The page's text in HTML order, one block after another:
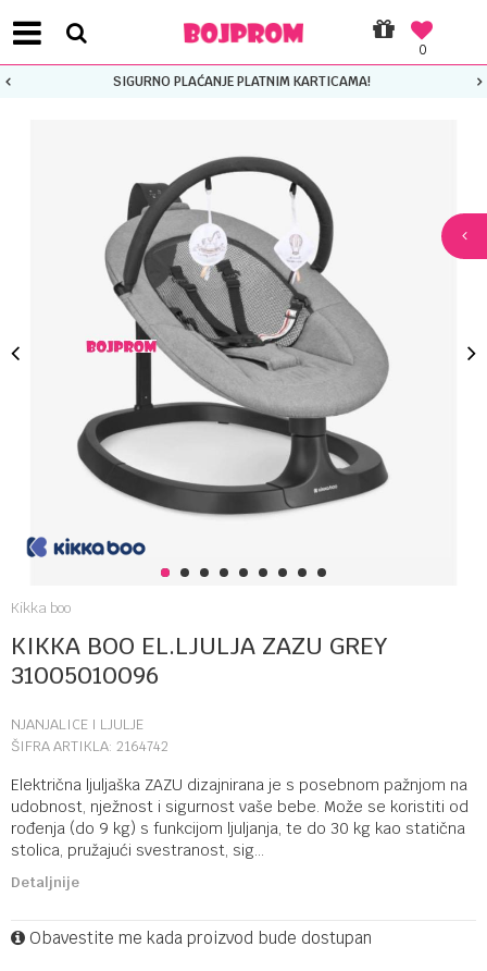
0
SIGURNO PLAĆANJE PLATNIM KARTICAMA!
1 2 3 4 5 6 7 8 9
Kikka boo
KIKKA BOO EL.LJULJA ZAZU GREY
31005010096
NJANJALICE I LJULJE
ŠIFRA ARTIKLA: 2164742
Električna ljuljaška ZAZU dizajnirana je s posebnom pažnjom na
udobnost, nježnost i sigurnost vaše bebe. Može se koristiti od
rođenja (do 9 kg) s funkcijom ljuljanja, te do 30 kg kao statična
stolica, pružajući svestranost, sig...
Detaljnije
Obavestite me kada proizvod bude dostupan